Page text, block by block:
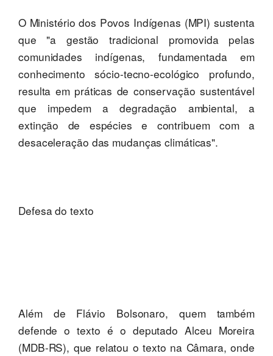
O Ministério dos Povos Indígenas (MPI) sustenta
que "a gestão tradicional promovida pelas
comunidades indígenas, fundamentada em
conhecimento sócio-tecno-ecológico profundo,
resulta em práticas de conservação sustentável
que impedem a degradação ambiental, a
extinção de espécies e contribuem com a
desaceleração das mudanças climáticas".
Defesa do texto
Além de Flávio Bolsonaro, quem também
defende o texto é o deputado Alceu Moreira
(MDB-RS), que relatou o texto na Câmara, onde